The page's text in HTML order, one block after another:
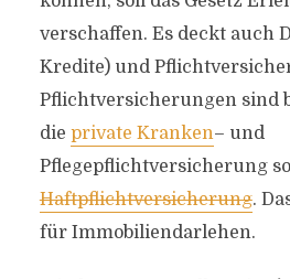
verschaffen. Es deckt auch
Kredite) und
Pflichtversicherungen sind
die private Kranken– und
Pflegepflichtversicherung
Haftpflichtversicherung.
für Immobiliendarlehen.